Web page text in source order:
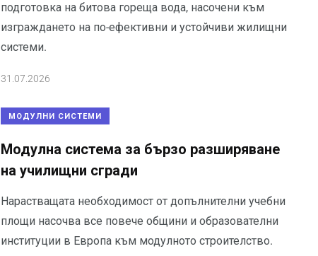
подготовка на битова гореща вода, насочени към
изграждането на по-ефективни и устойчиви жилищни
системи.
31.07.2026
МОДУЛНИ СИСТЕМИ
Модулна система за бързо разширяване
на училищни сгради
Нарастващата необходимост от допълнителни учебни
площи насочва все повече общини и образователни
институции в Европа към модулното строителство.